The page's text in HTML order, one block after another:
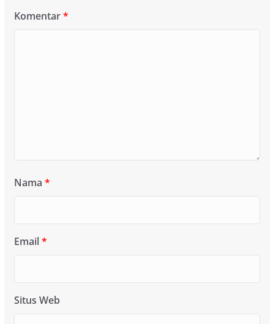
Komentar*
Nama *
Email*
Situs Web